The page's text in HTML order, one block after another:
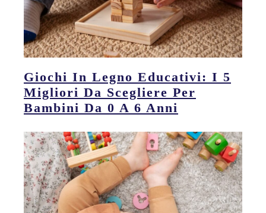
Giochi In Legno Educativi: I 5
Migliori Da Scegliere Per
Bambini Da 0 A 6 Anni